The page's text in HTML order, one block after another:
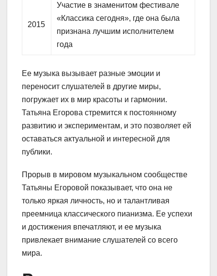
2015
Участие в знаменитом фестивале
«Классика сегодня», где она была
признана лучшим исполнителем
года
Ее музыка вызывает разные эмоции и
переносит слушателей в другие миры,
погружает их в мир красоты и гармонии.
Татьяна Егорова стремится к постоянному
развитию и экспериментам, и это позволяет ей
оставаться актуальной и интересной для
публики.
Прорыв в мировом музыкальном сообществе
Татьяны Егоровой показывает, что она не
только яркая личность, но и талантливая
преемница классического пианизма. Ее успехи
и достижения впечатляют, и ее музыка
привлекает внимание слушателей со всего
мира.